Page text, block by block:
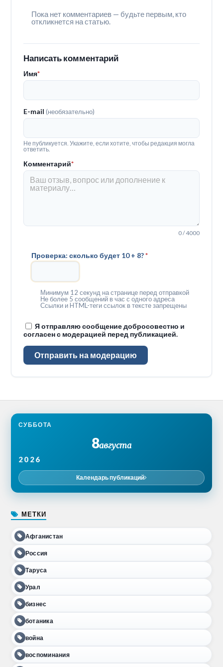
Пока нет комментариев — будьте первым, кто
откликнется на статью.
Написать комментарий
Имя*
E-mail(необязательно)
Не публикуется. Укажите, если хотите, чтобы редакция могла
ответить.
Комментарий*
0 / 4000
Проверка: сколько будет 10 + 8?*
Минимум 12 секунд на странице перед отправкой
Не более 5 сообщений в час с одного адреса
Ссылки и HTML-теги ссылок в тексте запрещены
Я отправляю сообщение добросовестно и
согласен с модерацией перед публикацией.
Отправить на модерацию
СУББОТА
8августа
2026
Календарь публикаций
МЕТКИ
Афганистан
Россия
Таруса
Урал
бизнес
ботаника
война
воспоминания